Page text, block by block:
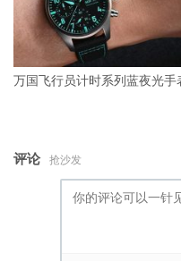
万国飞行员计时系列蓝夜光手
评论 抢沙发